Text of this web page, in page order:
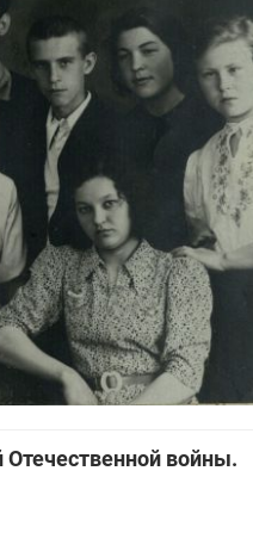
войны.